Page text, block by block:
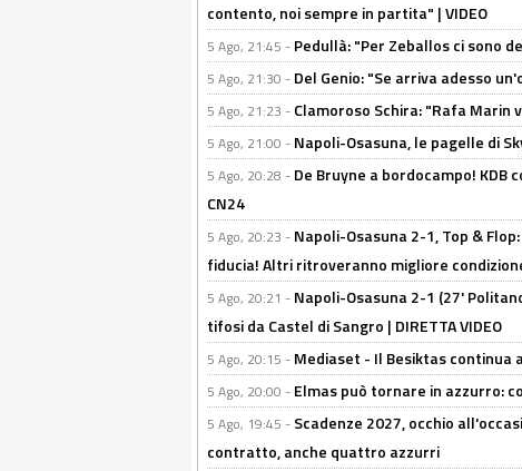
contento, noi sempre in partita" | VIDEO
5 Ago, 21:45 - Pedullà: "Per Zeballos ci sono
5 Ago, 21:30 - Del Genio: "Se arriva adesso
5 Ago, 21:23 - Clamoroso Schira: "Rafa Marin
5 Ago, 21:00 - Napoli-Osasuna, le pagelle di
5 Ago, 20:28 - De Bruyne a bordocampo! KDB
CN24
5 Ago, 20:23 - Napoli-Osasuna 2-1, Top &
fiducia! Altri ritroveranno migliore
5 Ago, 20:21 - Napoli-Osasuna 2-1 (27'
tifosi da Castel di Sangro | DIRETTA VIDEO
5 Ago, 20:15 - Mediaset - Il Besiktas
5 Ago, 20:00 - Elmas può tornare in azzurro:
5 Ago, 19:45 - Scadenze 2027, occhio
contratto, anche quattro azzurri